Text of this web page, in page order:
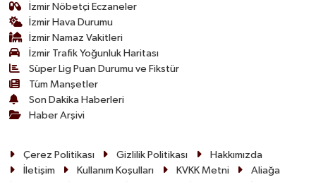
İzmir Nöbetçi Eczaneler
İzmir Hava Durumu
İzmir Namaz Vakitleri
İzmir Trafik Yoğunluk Haritası
Süper Lig Puan Durumu ve Fikstür
Tüm Manşetler
Son Dakika Haberleri
Haber Arşivi
Çerez Politikası Gizlilik Politikası
Hakkımızda
İletişim
Kullanım Koşulları KVKK Metni
Aliağa